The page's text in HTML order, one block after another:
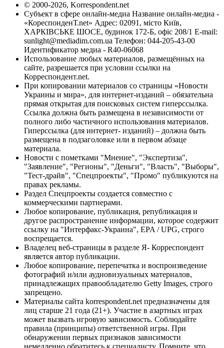
© 2000-2026, Korrespondent.net
Субъект в сфере онлайн-медиа Название онлайн-медиа -
«КореспонденТ.net» Адрес: 02091, місто Київ,
ХАРКІВСЬКЕ ШОСЕ, будинок 172-Б, офіс 208/1 E-mail:
sunlight@mediadim.com.ua Телефон: 044-205-43-00
Идентификатор медиа - R40-06068
Использование любых материалов, размещённых на
сайте, разрешается при условии ссылки на
Корреспондент.net.
При копировании материалов со страницы «Новости
Украины и мира», для интернет-изданий – обязательна
прямая открытая для поисковых систем гиперссылка.
Ссылка должна быть размещена в независимости от
полного либо частичного использования материалов.
Гиперссылка (для интернет- изданий) – должна быть
размещена в подзаголовке или в первом абзаце
материала.
Новости с пометками "Мнение", "Экспертиза",
"Заявление", "Регионы", "Деньги", "Власть", "Выборы",
"Тест-драйв", "Спецпроекты", "Промо" публикуются на
правах рекламы.
Раздел Спецпроекты создается совместно с
коммерческими партнерами.
Любое копирование, публикация, републикация и
другое распространение информации, которое содержит
ссылку на "Интерфакс-Украина", EPA / UPG, строго
воспрещается.
Владелец веб-страницы в разделе Я- Корреспондент
является автор публикации.
Любое копирование, перепечатка и воспроизведение
фотографий и/или аудиовизуальных материалов,
принадлежащих правообладателю Getty Images, строго
запрещено.
Материалы сайта korrespondent.net предназначены для
лиц старше 21 года (21+). Участие в азартных играх
может вызвать игровую зависимость. Соблюдайте
правила (принципы) ответственной игры. При
обнаружении первых признаков зависимости